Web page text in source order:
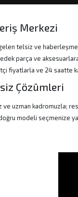
Merkezi
telsiz ve
parça ve
fiyatlarla ve 24 saatte
Çözümleri
ve uzman
modeli seçmenize